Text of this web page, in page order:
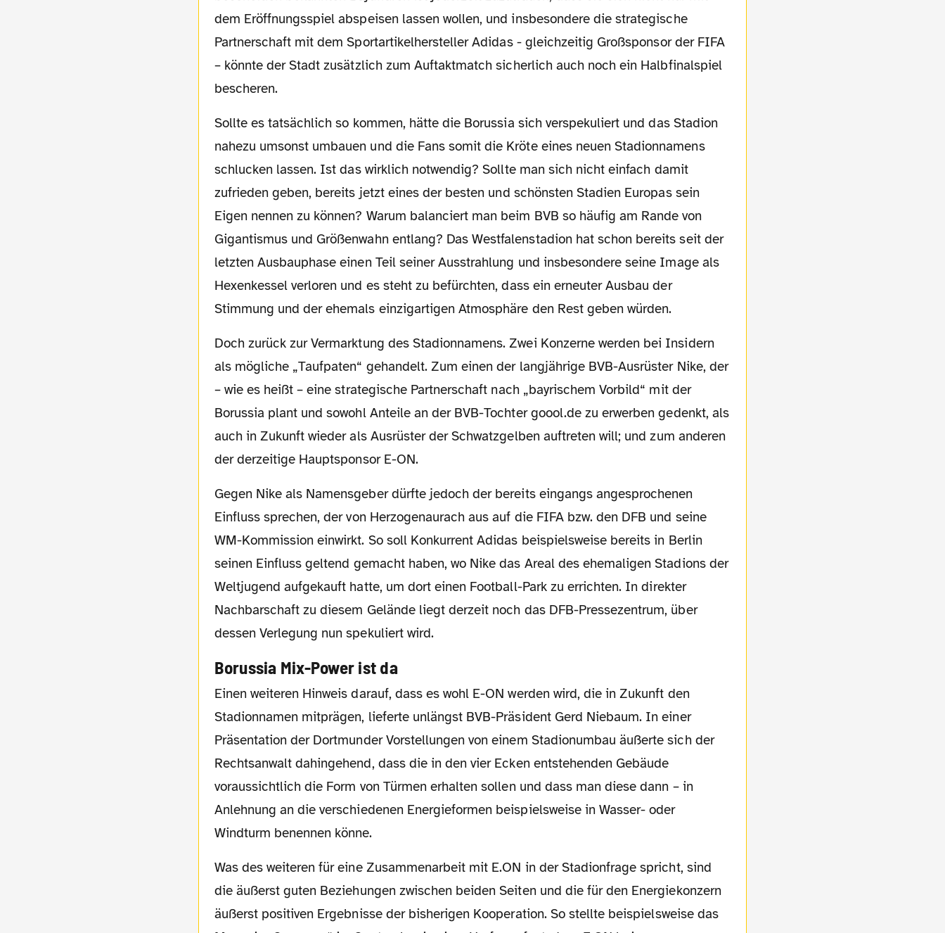
dem Eröffnungsspiel abspeisen lassen wollen, und insbesondere die strategische
Partnerschaft mit dem Sportartikelhersteller Adidas - gleichzeitig Großsponsor der FIFA
– könnte der Stadt zusätzlich zum Auftaktmatch sicherlich auch noch ein Halbfinalspiel
bescheren.
Sollte es tatsächlich so kommen, hätte die Borussia sich verspekuliert und das Stadion
nahezu umsonst umbauen und die Fans somit die Kröte eines neuen Stadionnamens
schlucken lassen. Ist das wirklich notwendig? Sollte man sich nicht einfach damit
zufrieden geben, bereits jetzt eines der besten und schönsten Stadien Europas sein
Eigen nennen zu können? Warum balanciert man beim BVB so häufig am Rande von
Gigantismus und Größenwahn entlang? Das Westfalenstadion hat schon bereits seit der
letzten Ausbauphase einen Teil seiner Ausstrahlung und insbesondere seine Image als
Hexenkessel verloren und es steht zu befürchten, dass ein erneuter Ausbau der
Stimmung und der ehemals einzigartigen Atmosphäre den Rest geben würden.
Doch zurück zur Vermarktung des Stadionnamens. Zwei Konzerne werden bei Insidern
als mögliche „Taufpaten“ gehandelt. Zum einen der langjährige BVB-Ausrüster Nike, der
– wie es heißt – eine strategische Partnerschaft nach „bayrischem Vorbild“ mit der
Borussia plant und sowohl Anteile an der BVB-Tochter goool.de zu erwerben gedenkt, als
auch in Zukunft wieder als Ausrüster der Schwatzgelben auftreten will; und zum anderen
der derzeitige Hauptsponsor E-ON.
Gegen Nike als Namensgeber dürfte jedoch der bereits eingangs angesprochenen
Einfluss sprechen, der von Herzogenaurach aus auf die FIFA bzw. den DFB und seine
WM-Kommission einwirkt. So soll Konkurrent Adidas beispielsweise bereits in Berlin
seinen Einfluss geltend gemacht haben, wo Nike das Areal des ehemaligen Stadions der
Weltjugend aufgekauft hatte, um dort einen Football-Park zu errichten. In direkter
Nachbarschaft zu diesem Gelände liegt derzeit noch das DFB-Pressezentrum, über
dessen Verlegung nun spekuliert wird.
Borussia Mix-Power ist da
Einen weiteren Hinweis darauf, dass es wohl E-ON werden wird, die in Zukunft den
Stadionnamen mitprägen, lieferte unlängst BVB-Präsident Gerd Niebaum. In einer
Präsentation der Dortmunder Vorstellungen von einem Stadionumbau äußerte sich der
Rechtsanwalt dahingehend, dass die in den vier Ecken entstehenden Gebäude
voraussichtlich die Form von Türmen erhalten sollen und dass man diese dann – in
Anlehnung an die verschiedenen Energieformen beispielsweise in Wasser- oder
Windturm benennen könne.
Was des weiteren für eine Zusammenarbeit mit E.ON in der Stadionfrage spricht, sind
die äußerst guten Beziehungen zwischen beiden Seiten und die für den Energiekonzern
äußerst positiven Ergebnisse der bisherigen Kooperation. So stellte beispielsweise das